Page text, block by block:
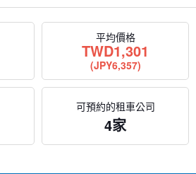
平均價格
TWD1,301
(JPY6,357)
可預約的租車公司
4家